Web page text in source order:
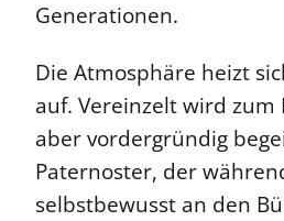
Generationen.
Die Atmosphäre heizt
auf. Vereinzelt wird zum
aber vordergründig
Paternoster, der
selbstbewusst an den